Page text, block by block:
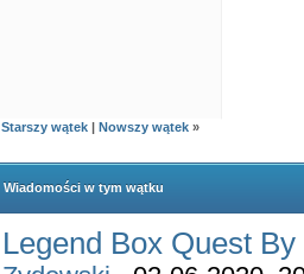
Starszy wątek | Nowszy wątek »
Wiadomości w tym wątku
Legend Box Quest